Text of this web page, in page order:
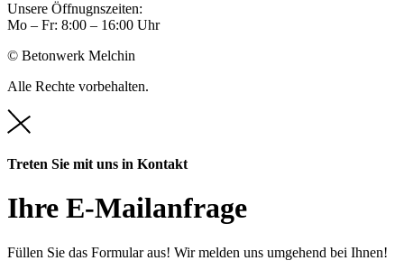
Unsere Öffnugnszeiten:
Mo – Fr: 8:00 – 16:00 Uhr
© Betonwerk Melchin
Alle Rechte vorbehalten.
Treten Sie mit uns in Kontakt
Ihre E-Mailanfrage
Füllen Sie das Formular aus! Wir melden uns umgehend bei Ihnen!